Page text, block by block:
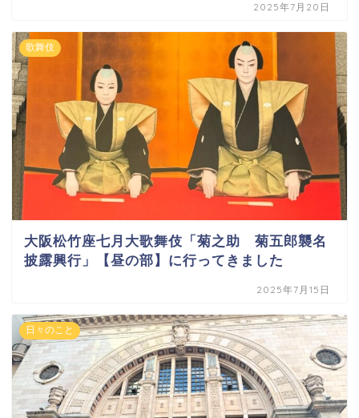
2025年7月20日
歌舞伎
大阪松竹座七月大歌舞伎「菊之助 菊五郎襲名
披露興行」【昼の部】に行ってきました
2025年7月15日
日々のこと